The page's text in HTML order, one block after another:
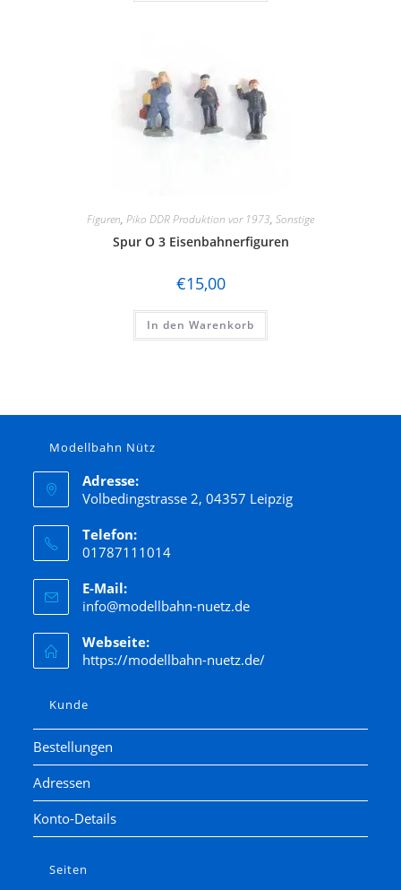
Figuren, Piko DDR Produktion vor 1973, Sonstige
Spur O 3 Eisenbahnerfiguren
€15,00
In den Warenkorb
Modellbahn Nütz
Adresse:
Volbedingstrasse 2, 04357 Leipzig
Telefon:
01787111014
E-Mail:
info@modellbahn-nuetz.de
Webseite:
https://modellbahn-nuetz.de/
Kunde
Bestellungen
Adressen
Konto-Details
Seiten